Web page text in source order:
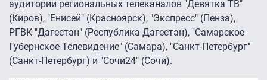
аудитории региональных телеканалов "Девятка ТВ"
(Киров), "Енисей" (Красноярск), "Экспресс" (Пенза),
РГВК "Дагестан" (Республика Дагестан), "Самарское
Губернское Телевидение" (Самара), "Санкт-Петербург"
(Санкт-Петербург) и "Сочи24" (Сочи).